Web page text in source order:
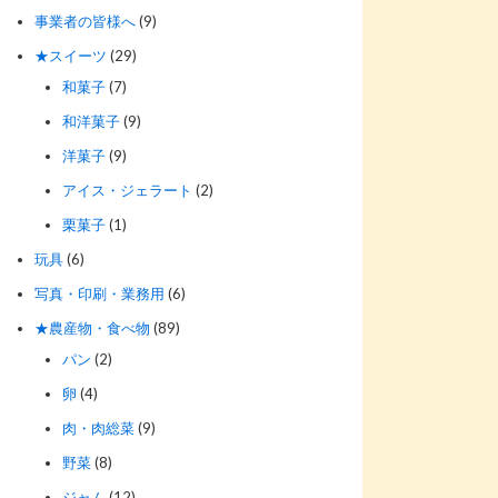
事業者の皆様へ(9)
★スイーツ (29)
和菓子(7)
和洋菓子(9)
洋菓子(9)
アイス・ジェラート (2)
栗菓子(1)
玩具(6)
写真・印刷・業務用 (6)
★農産物・食べ物 (89)
パン (2)
卵 (4)
肉・肉総菜(9)
野菜(8)